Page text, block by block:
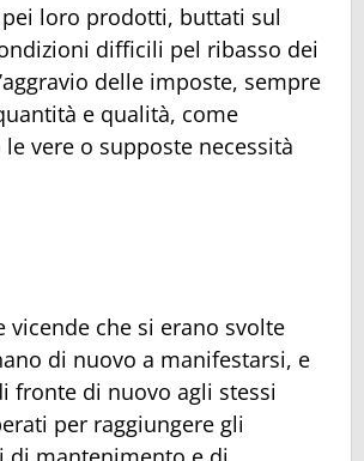
pei loro prodotti, buttati sul
difficili pel ribasso dei
delle imposte, sempre
e qualità, come
vere o supposte necessità
vicende che si erano svolte
di nuovo a manifestarsi, e
fronte di nuovo agli stessi
per raggiungere gli